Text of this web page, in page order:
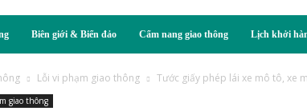
Biên giới & Biển đảo Cẩm nang giao thông Lịch khởi
Lỗi vi phạm giao thông Tước giấy phép lái xe mô tô, xe
giao thông